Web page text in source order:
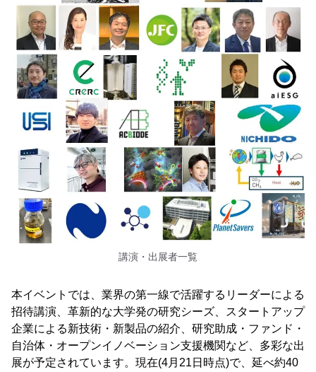
講演・出展者一覧
本イベントでは、業界の第一線で活躍するリーダーによる
招待講演、革新的な大学発の研究シーズ、スタートアップ
企業による新技術・新製品の紹介、研究助成・ファンド・
自治体・オープンイノベーション支援機関など、多彩な出
展が予定されています。現在(4月21日時点)で、延べ約40